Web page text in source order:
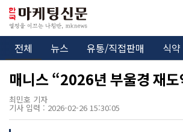
전체 뉴스 유통/직접판매 식약
매니스 “2026년 부울경 재
최민호 기자
기사 입력 : 2026-02-26 15:30:05